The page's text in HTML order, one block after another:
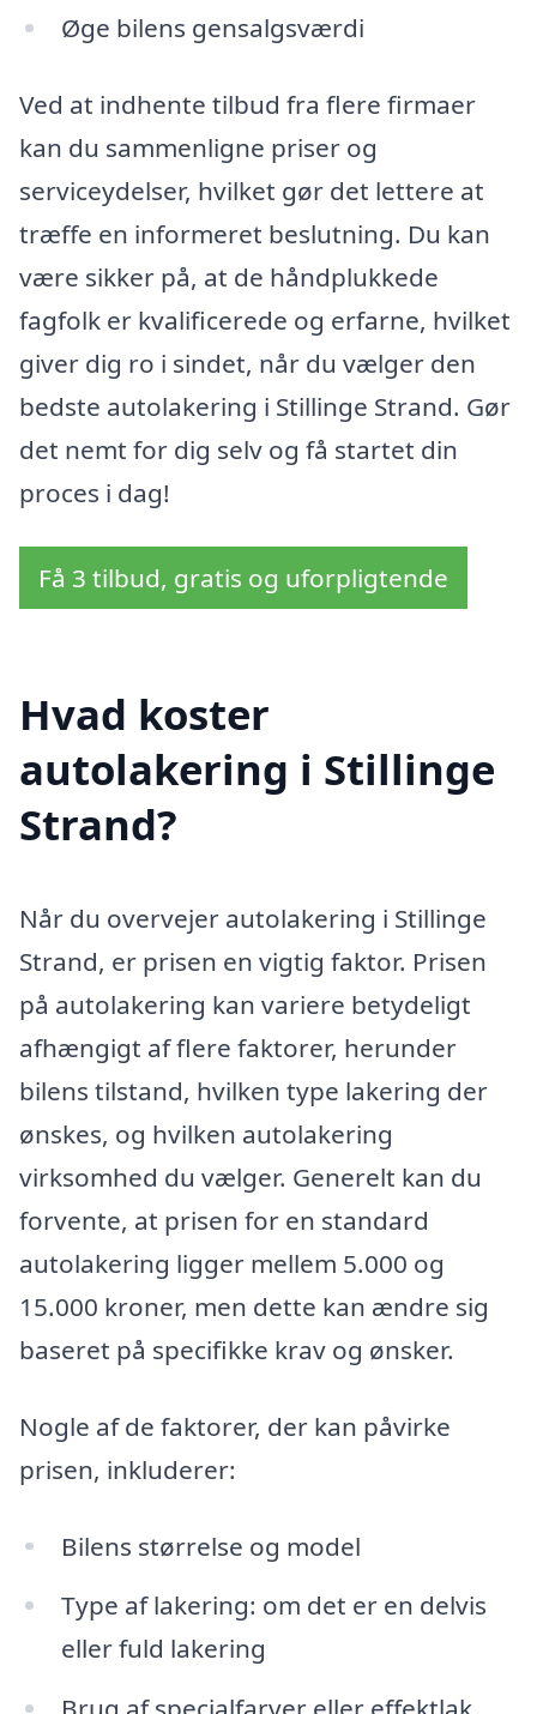
Øge bilens gensalgsværdi
Ved at indhente tilbud fra flere firmaer
kan du sammenligne priser og
serviceydelser, hvilket gør det lettere at
træffe en informeret beslutning. Du kan
være sikker på, at de håndplukkede
fagfolk er kvalificerede og erfarne, hvilket
giver dig ro i sindet, når du vælger den
bedste autolakering i Stillinge Strand. Gør
det nemt for dig selv og få startet din
proces i dag!
Få 3 tilbud, gratis og uforpligtende
Hvad koster
autolakering i Stillinge
Strand?
Når du overvejer autolakering i Stillinge
Strand, er prisen en vigtig faktor. Prisen
på autolakering kan variere betydeligt
afhængigt af flere faktorer, herunder
bilens tilstand, hvilken type lakering der
ønskes, og hvilken autolakering
virksomhed du vælger. Generelt kan du
forvente, at prisen for en standard
autolakering ligger mellem 5.000 og
15.000 kroner, men dette kan ændre sig
baseret på specifikke krav og ønsker.
Nogle af de faktorer, der kan påvirke
prisen, inkluderer:
Bilens størrelse og model
Type af lakering: om det er en delvis
eller fuld lakering